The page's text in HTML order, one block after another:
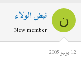
قوت القلوب
ن نبض الولاء
New member
12 يوليو 2005